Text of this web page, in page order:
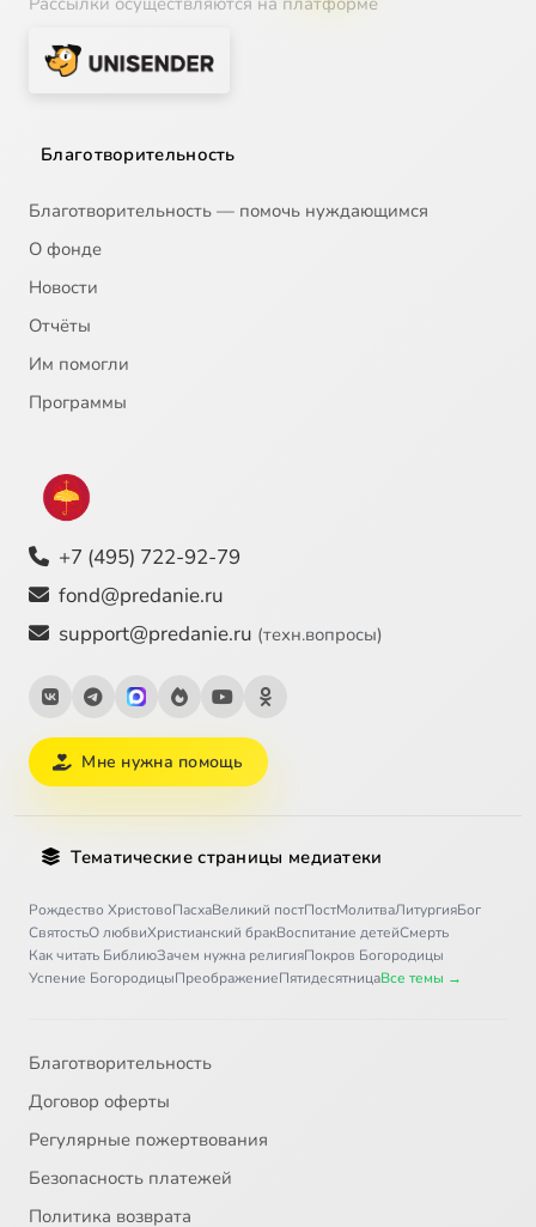
Благотворительность
Благотворительность — помочь нуждающимся
О фонде
Новости
Отчёты
Им помогли
Программы
+7 (495) 722-92-79
fond@predanie.ru
support@predanie.ru (техн.вопросы)
Мне нужна помощь
Тематические страницы медиатеки
Рождество ХристовоПасхаВеликий постПостМолитваЛитургияБог
СвятостьО любвиХристианский бракВоспитание детейСмерть
Как читать БиблиюЗачем нужна религияПокров Богородицы
Успение БогородицыПреображениеПятидесятницаВсе темы →
Благотворительность
Договор оферты
Регулярные пожертвования
Безопасность платежей
Политика возврата